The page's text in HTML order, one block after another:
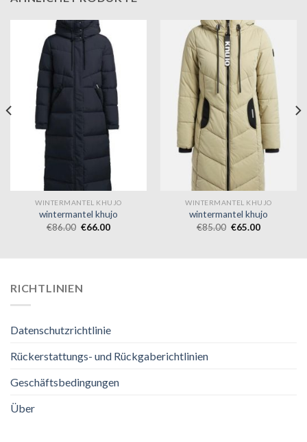
WINTERMANTEL KHUJO
wintermantel khujo
€86.00 €66.00
WINTERMANTEL KHUJO
wintermantel khujo
€85.00 €65.00
RICHTLINIEN
Datenschutzrichtlinie
Rückerstattungs- und Rückgaberichtlinien
Geschäftsbedingungen
Über